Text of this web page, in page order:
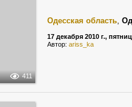
411
Одесская область,
17 декабря 2010 г.,
Автор: ariss_ka